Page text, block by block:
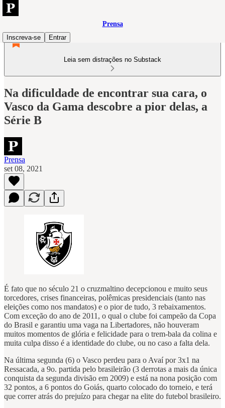
Prensa
Inscreva-se
Entrar
Leia sem distrações no Substack
Na dificuldade de encontrar sua cara, o
Vasco da Gama descobre a pior delas, a
Série B
Prensa
set 08, 2021
É fato que no século 21 o cruzmaltino decepcionou e muito seus
torcedores, crises financeiras, polêmicas presidenciais (tanto nas
eleições como nos mandatos) e o pior de tudo, 3 rebaixamentos.
Com exceção do ano de 2011, o qual o clube foi campeão da Copa
do Brasil e garantiu uma vaga na Libertadores, não houveram
muitos momentos de glória e felicidade para o trem-bala da colina e
muita culpa disso é a identidade do clube, ou no caso a falta dela.
Na última segunda (6) o Vasco perdeu para o Avaí por 3x1 na
Ressacada, a 9o. partida pelo brasileirão (3 derrotas a mais da única
conquista da segunda divisão em 2009) e está na nona posição com
32 pontos, a 6 pontos do Goiás, quarto colocado do torneio, e terá
que correr atrás do prejuízo para chegar na elite do futebol brasileiro.